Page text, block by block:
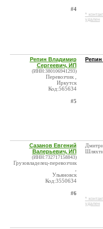
#4
*
удален
Репин Владимир
Сергеевич, ИП
(ИНН:380106941293)
Перевозчик ,
Иркутск
Код:565634
#5
Сазанов Евгений
Валерьевич, ИП
(ИНН:732717158843)
Грузовладелец-перевозчик
Ульяновск
Код:3550634
#6
*
удален